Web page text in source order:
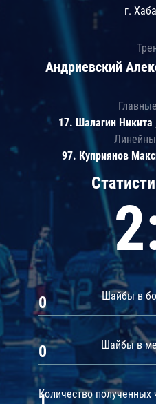
Шайбы в
0
Шайбы в
0
Количество
г.
Андриевский
17. Шалагин
97. Куприянов